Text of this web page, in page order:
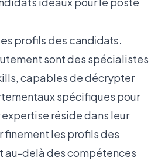
profils des candidats.
sont des spécialistes
capables de décrypter
spécifiques pour
réside dans leur
les profils des
au-delà des compétences